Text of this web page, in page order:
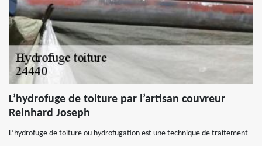
L’hydrofuge de toiture par l’artisan couvreur
Reinhard Joseph
L’hydrofuge de toiture ou hydrofugation est une technique de traitement